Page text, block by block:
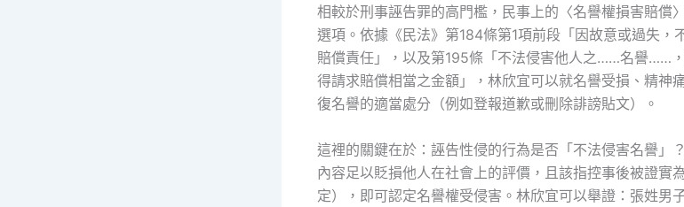
相較於刑事誣告罪的高門檻，民事上的〈名譽權損害賠償
選項。依據《民法》第184條第1項前段「因故意或過失，
賠償責任」，以及第195條「不法侵害他人之……名譽……
得請求賠償相當之金額」，林欣宜可以就名譽受損、精神
復名譽的適當處分（例如登報道歉或刪除誹謗貼文）。
這裡的關鍵在於：誣告性侵的行為是否「不法侵害名譽」
內容足以貶損他人在社會上的評價，且該指控事後被證實
定），即可認定名譽權受侵害。林欣宜可以舉證：張姓男